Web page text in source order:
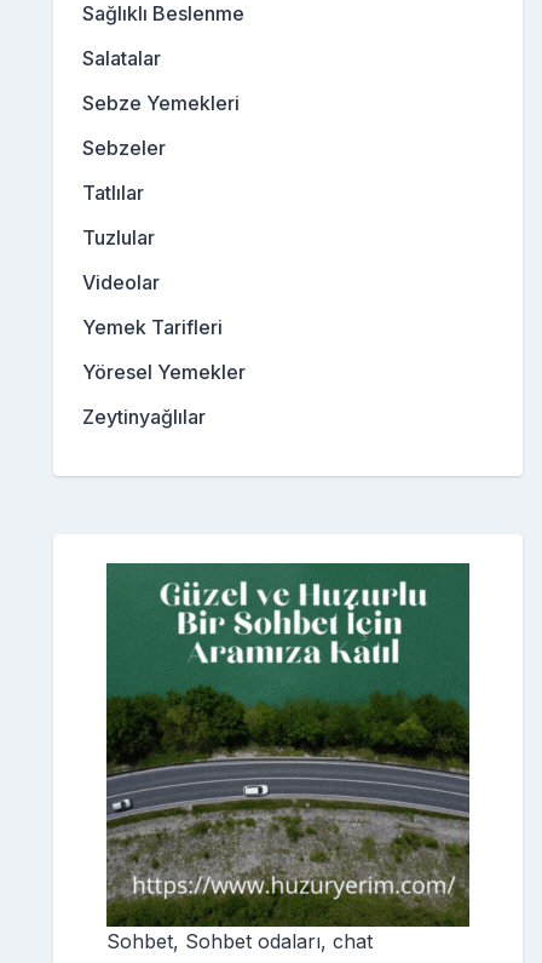
Sağlıklı Beslenme
Salatalar
Sebze Yemekleri
Sebzeler
Tatlılar
Tuzlular
Videolar
Yemek Tarifleri
Yöresel Yemekler
Zeytinyağlılar
Sohbet, Sohbet odaları, chat